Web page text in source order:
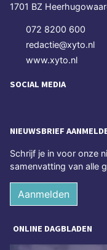
1701 BZ
072 8200 600
redactie@xyto.nl
www.xyto.nl
SOCIAL MEDIA
NIEUWSBRIEF
Schrijf je in voor onze
samenvatting van alle
Aanmelden
ONLINE DAGBLADEN